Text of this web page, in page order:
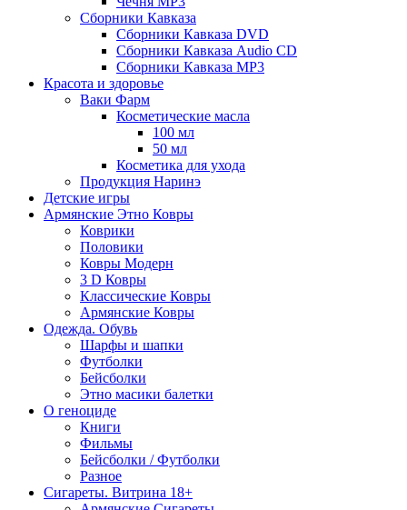
Сборники Кавказа
Сборники Кавказа DVD
Сборники Кавказа Audio CD
Сборники Кавказа MP3
Красота и здоровье
Ваки Фарм
Косметические масла
100 мл
50 мл
Косметика для ухода
Продукция Наринэ
Детские игры
Армянские Этно Ковры
Коврики
Половики
Ковры Модерн
3 D Ковры
Классические Ковры
Армянские Ковры
Одежда. Обувь
Шарфы и шапки
Футболки
Бейсболки
Этно масики балетки
О геноциде
Книги
Фильмы
Бейсболки / Футболки
Разное
Сигареты. Витрина 18+